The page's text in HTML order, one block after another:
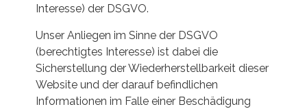
Interesse) der DSGVO.
Unser Anliegen im Sinne der DSGVO
(berechtigtes Interesse) ist dabei die
Sicherstellung der Wiederherstellbarkeit dieser
Website und der darauf befindlichen
Informationen im Falle einer Beschädigung